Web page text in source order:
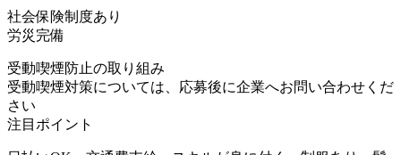
社会保険制度あり
労災完備
受動喫煙防止の取り組み
受動喫煙対策については、応募後に企業へお問い合わせくだ
さい
注目ポイント